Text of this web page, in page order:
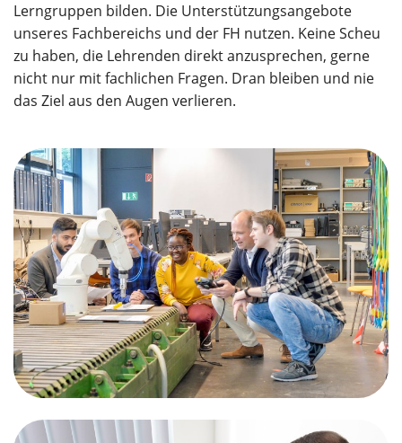
Lerngruppen bilden. Die Unterstützungsangebote
unseres Fachbereichs und der FH nutzen. Keine Scheu
zu haben, die Lehrenden direkt anzusprechen, gerne
nicht nur mit fachlichen Fragen. Dran bleiben und nie
das Ziel aus den Augen verlieren.